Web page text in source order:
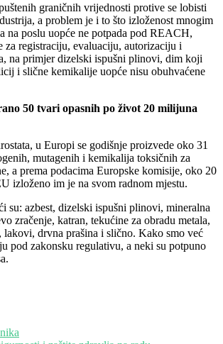
graničnih vrijednosti protive se lobisti
a problem je i to što izloženost mnogim
na poslu uopće ne potpada pod REACH,
za registraciju, evaluaciju, autorizaciju i
na primjer dizelski ispušni plinovi, dim koji
i slične kemikalije uopće nisu obuhvaćene
50 tvari opasnih po život 20 milijuna
u Europi se godišnje proizvede oko 31
mutagenih i kemikalija toksičnih za
a prema podacima Europske komisije, oko 20
izloženo im je na svom radnom mjestu.
su: azbest, dizelski ispušni plinovi, mineralna
zračenje, katran, tekućine za obradu metala,
lakovi, drvna prašina i slično. Kako smo već
pod zakonsku regulativu, a neki su potpuno